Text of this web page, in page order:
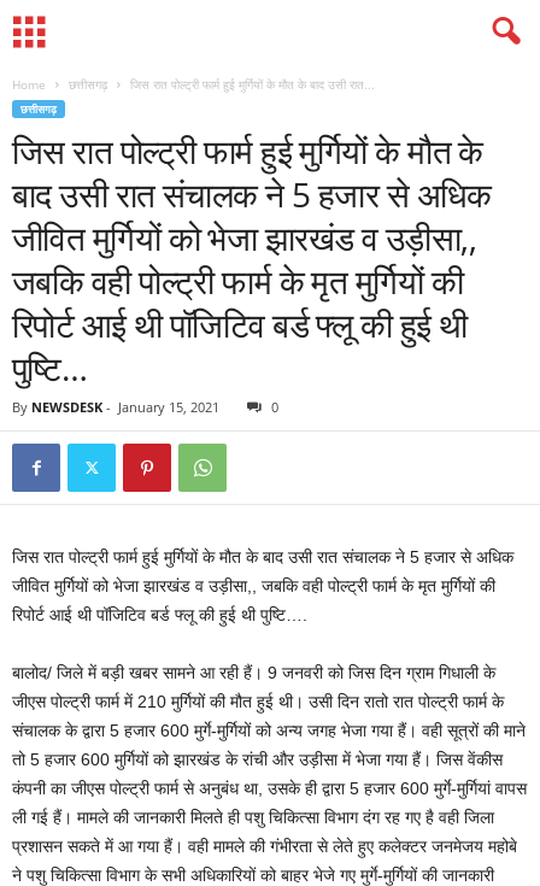
Home छत्तीसगढ़ जिस रात पोल्ट्री फार्म हुई मुर्गियों के मौत के बाद उसी रात...
छत्तीसगढ़
जिस रात पोल्ट्री फार्म हुई मुर्गियों के मौत के
बाद उसी रात संचालक ने 5 हजार से अधिक
जीवित मुर्गियों को भेजा झारखंड व उड़ीसा,,
जबकि वही पोल्ट्री फार्म के मृत मुर्गियों की
रिपोर्ट आई थी पॉजिटिव बर्ड फ्लू की हुई थी
पुष्टि…
By NEWSDESK - January 15, 2021 0
जिस रात पोल्ट्री फार्म हुई मुर्गियों के मौत के बाद उसी रात संचालक ने 5 हजार से अधिक
जीवित मुर्गियों को भेजा झारखंड व उड़ीसा,, जबकि वही पोल्ट्री फार्म के मृत मुर्गियों की
रिपोर्ट आई थी पॉजिटिव बर्ड फ्लू की हुई थी पुष्टि….
बालोद/ जिले में बड़ी खबर सामने आ रही हैं। 9 जनवरी को जिस दिन ग्राम गिधाली के
जीएस पोल्ट्री फार्म में 210 मुर्गियों की मौत हुई थी। उसी दिन रातो रात पोल्ट्री फार्म के
संचालक के द्वारा 5 हजार 600 मुर्गे-मुर्गियों को अन्य जगह भेजा गया हैं। वही सूत्रों की माने
तो 5 हजार 600 मुर्गियों को झारखंड के रांची और उड़ीसा में भेजा गया हैं। जिस वेंकीस
कंपनी का जीएस पोल्ट्री फार्म से अनुबंध था, उसके ही द्वारा 5 हजार 600 मुर्गे-मुर्गियां वापस
ली गई हैं। मामले की जानकारी मिलते ही पशु चिकित्सा विभाग दंग रह गए है वही जिला
प्रशासन सकते में आ गया हैं। वही मामले की गंभीरता से लेते हुए कलेक्टर जनमेजय महोबे
ने पशु चिकित्सा विभाग के सभी अधिकारियों को बाहर भेजे गए मुर्गे-मुर्गियों की जानकारी